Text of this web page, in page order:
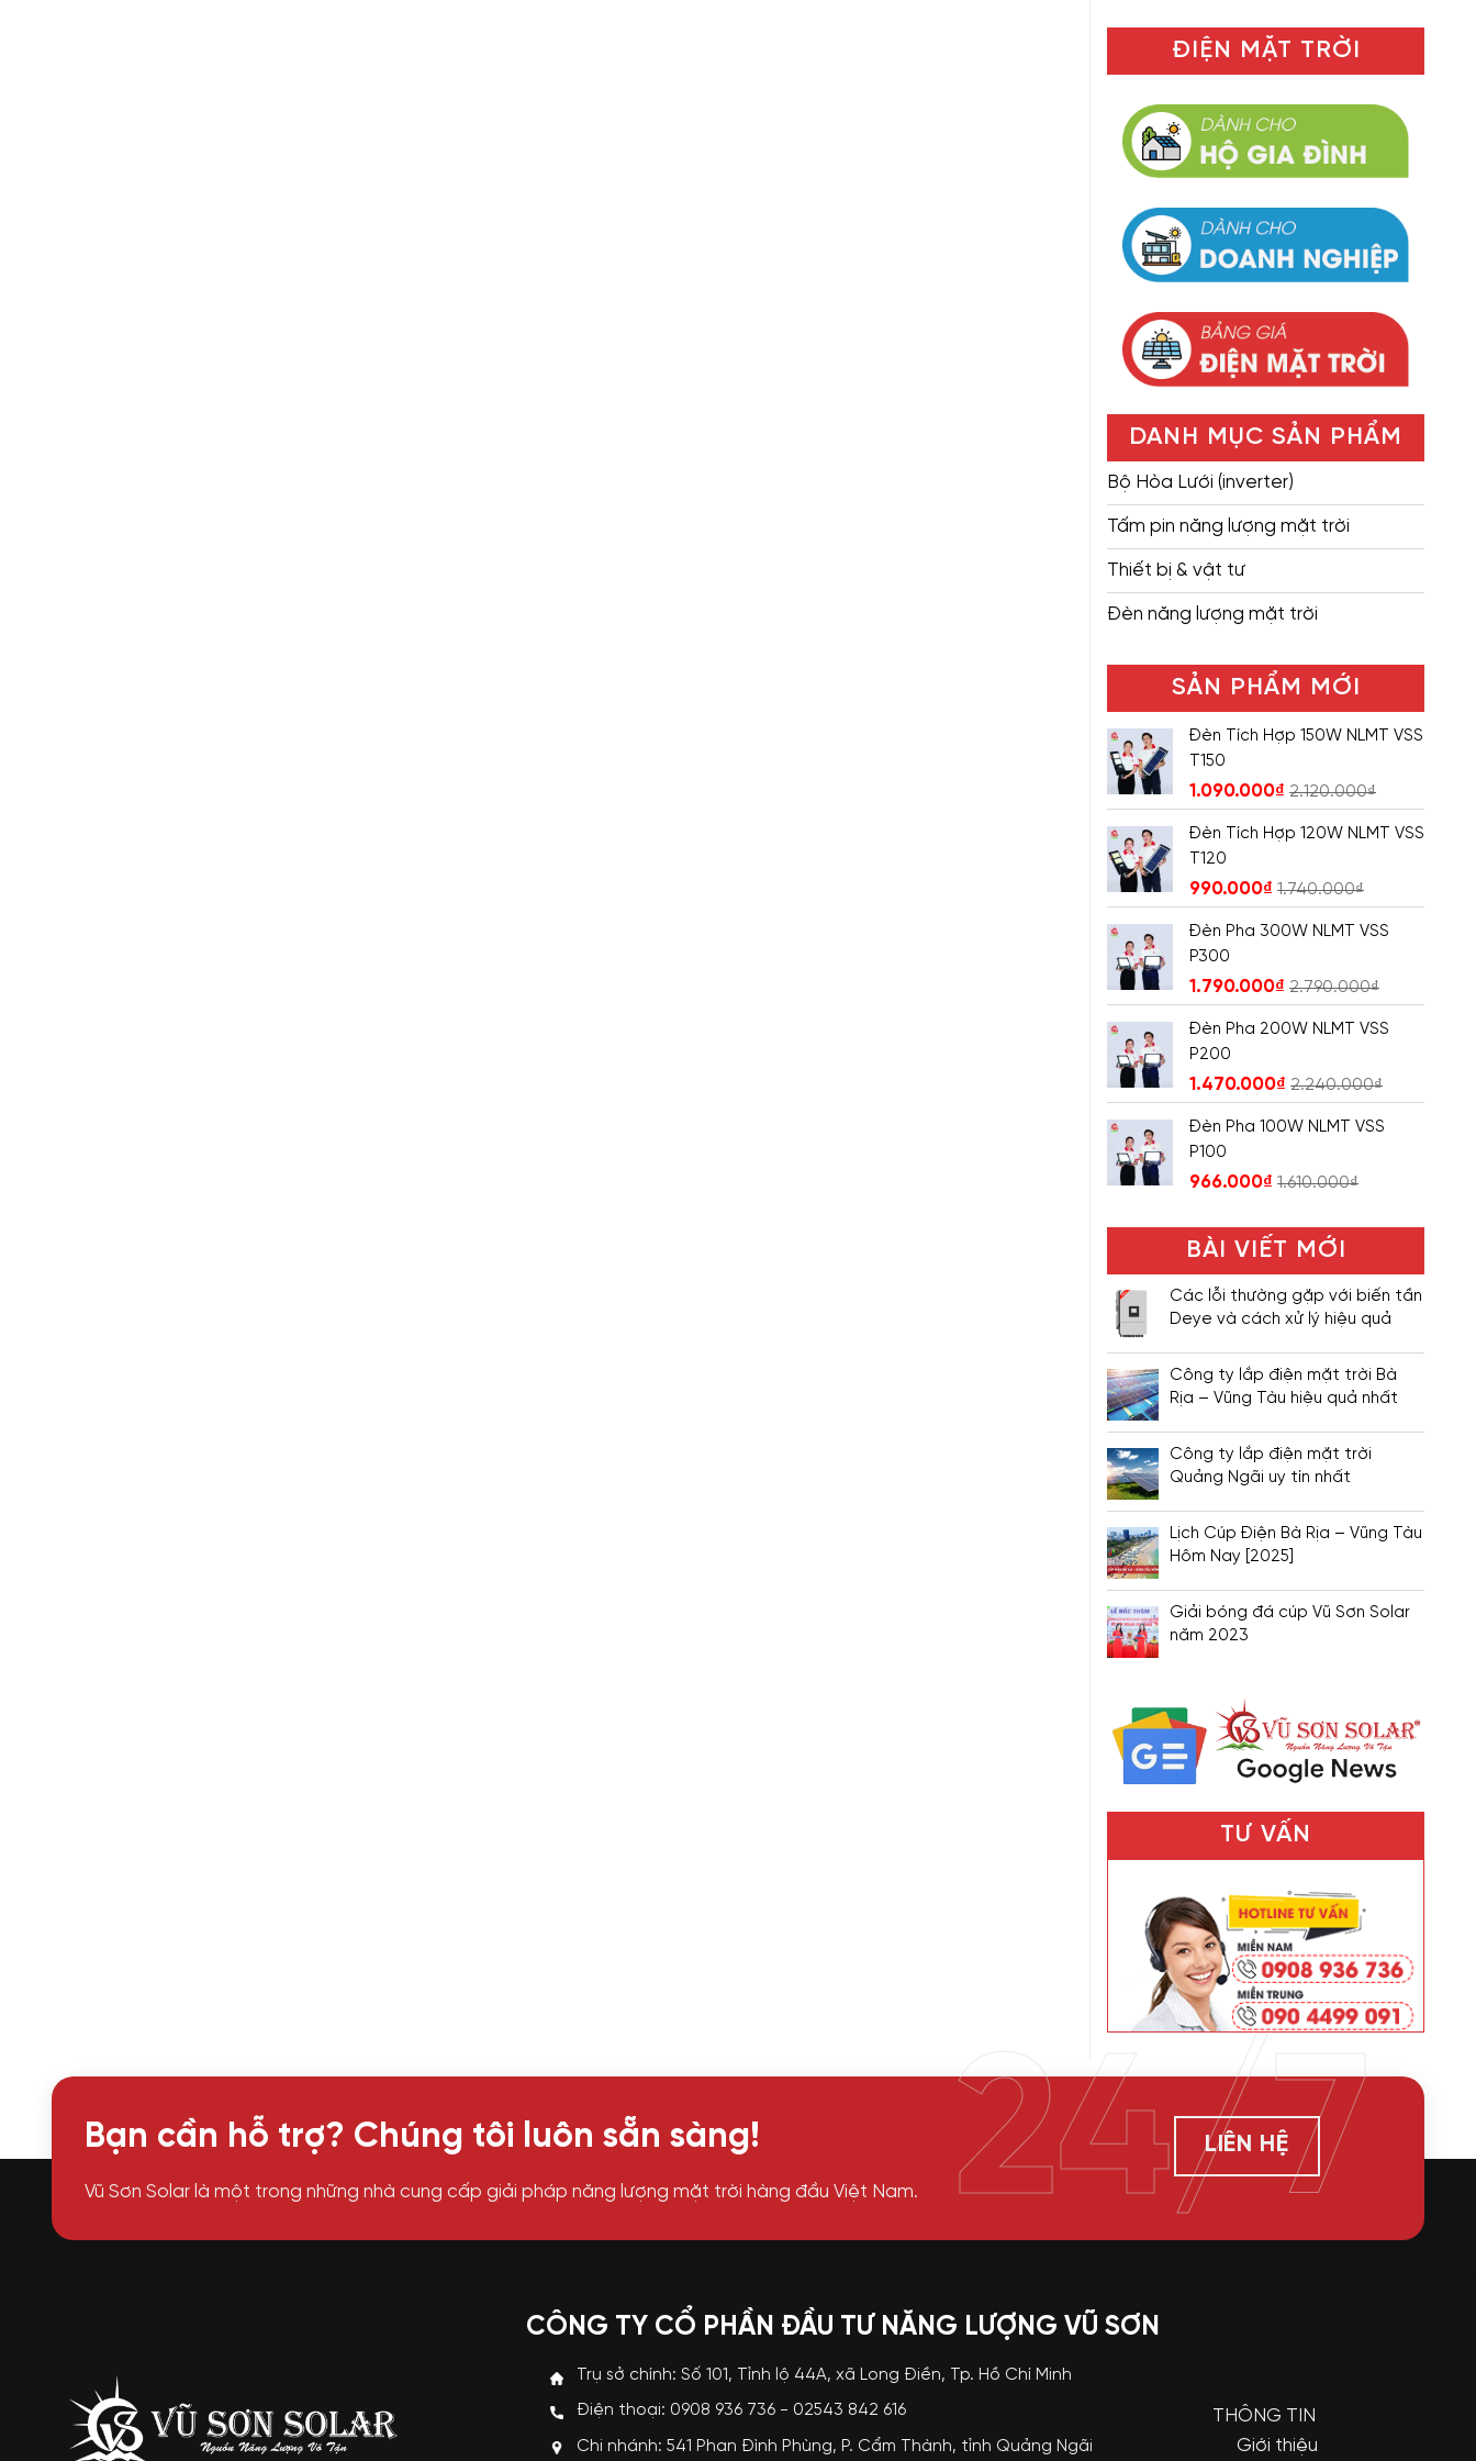
ĐIỆN MẶT TRỜI
DANH MỤC SẢN PHẨM
Bộ Hòa Lưới (inverter)
Tấm pin năng lượng mặt trời
Thiết bị & vật tư
Đèn năng lượng mặt trời
SẢN PHẨM MỚI
Đèn Tích Hợp 150W NLMT VSS
T150
1.090.000₫ 2.120.000₫
Đèn Tích Hợp 120W NLMT VSS
T120
990.000₫ 1.740.000₫
Đèn Pha 300W NLMT VSS
P300
1.790.000₫ 2.790.000₫
Đèn Pha 200W NLMT VSS
P200
1.470.000₫ 2.240.000₫
Đèn Pha 100W NLMT VSS
P100
966.000₫ 1.610.000₫
BÀI VIẾT MỚI
Các lỗi thường gặp với biến tần
Deye và cách xử lý hiệu quả
Công ty lắp điện mặt trời Bà
Rịa – Vũng Tàu hiệu quả nhất
Công ty lắp điện mặt trời
Quảng Ngãi uy tín nhất
Lịch Cúp Điện Bà Rịa – Vũng Tàu
Hôm Nay [2025]
Giải bóng đá cúp Vũ Sơn Solar
năm 2023
TƯ VẤN
Bạn cần hỗ trợ? Chúng tôi luôn sẵn sàng!
Vũ Sơn Solar là một trong những nhà cung cấp giải pháp năng lượng mặt trời hàng đầu Việt Nam.
LIÊN HỆ
24/7
CÔNG TY CỔ PHẦN ĐẦU TƯ NĂNG LƯỢNG VŨ SƠN
Trụ sở chính: Số 101, Tỉnh lộ 44A, xã Long Điền, Tp. Hồ Chí Minh
Điện thoại: 0908 936 736 - 02543 842 616
Chi nhánh: 541 Phan Đình Phùng, P. Cẩm Thành, tỉnh Quảng Ngãi
THÔNG TIN
Giới thiệu